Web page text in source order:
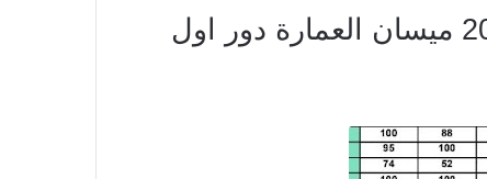
تحميل نتائج الثالث المتوسط 2024 ميسان العمارة دور اول